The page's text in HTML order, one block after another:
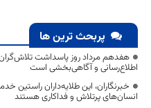
پربحث ترین ها
هفدهم مرداد روز پاسداشت
اطلاع‌رسانی و آگاهی‌بخشی است
خبرنگاران، این طلایه‌داران راستین
انسان‌های پرتلاش و فداکاری هستند